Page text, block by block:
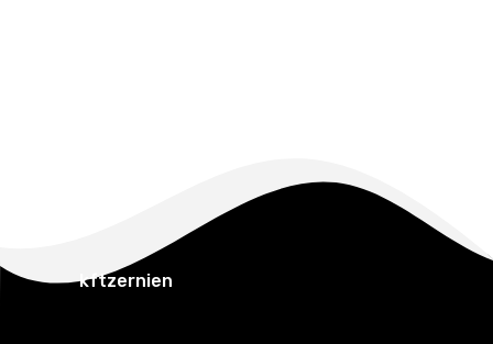
kftzernien